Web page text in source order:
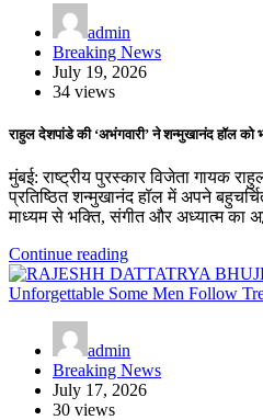
admin
Breaking News
July 19, 2026
34 views
राहुल देशपांडे की ‘अभंगवारी’ ने शन्मुखानंद हॉल को
मुंबई: राष्ट्रीय पुरस्कार विजेता गायक
प्रतिष्ठित शन्मुखानंद हॉल में अपने
माध्यम से भक्ति, संगीत और अध्यात्म का
Continue reading
admin
Breaking News
July 17, 2026
30 views